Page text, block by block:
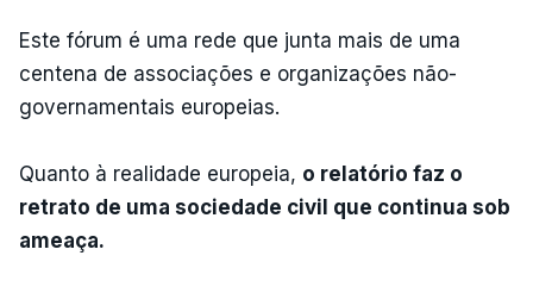
Este fórum é uma rede que junta mais de uma
centena de associações e organizações não-
governamentais europeias.
Quanto à realidade europeia, o relatório faz o
retrato de uma sociedade civil que continua sob
ameaça.